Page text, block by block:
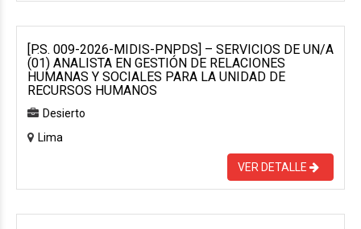
[P.S. 009-2026-MIDIS-PNPDS] – SERVICIOS DE UN/A
(01) ANALISTA EN GESTIÓN DE RELACIONES
HUMANAS Y SOCIALES PARA LA UNIDAD DE
RECURSOS HUMANOS
Desierto
Lima
VER DETALLE